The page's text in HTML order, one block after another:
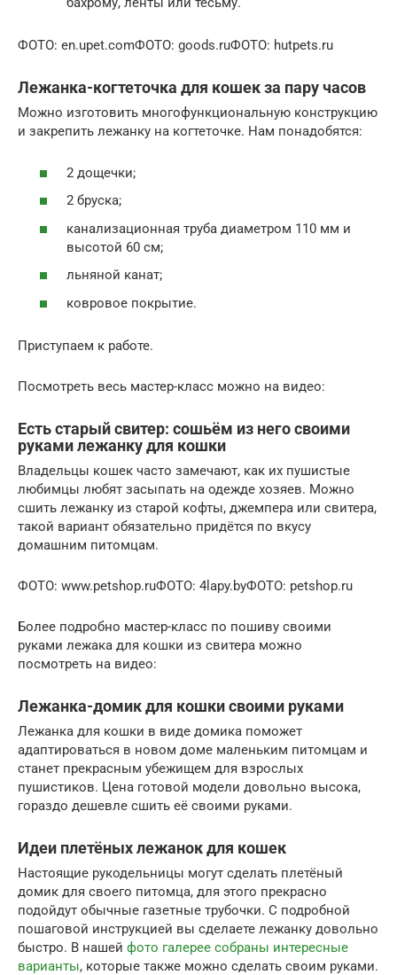
ФОТО: en.upet.comФОТО: goods.ruФОТО: hutpets.ru
Лежанка-когтеточка для кошек за пару часов
Можно изготовить многофункциональную конструкцию
и закрепить лежанку на когтеточке. Нам понадобятся:
2 дощечки;
2 бруска;
канализационная труба диаметром 110 мм и
высотой 60 см;
льняной канат;
ковровое покрытие.
Приступаем к работе.
Посмотреть весь мастер-класс можно на видео:
Есть старый свитер: сошьём из него своими
руками лежанку для кошки
Владельцы кошек часто замечают, как их пушистые
любимцы любят засыпать на одежде хозяев. Можно
сшить лежанку из старой кофты, джемпера или свитера,
такой вариант обязательно придётся по вкусу
домашним питомцам.
ФОТО: www.petshop.ruФОТО: 4lapy.byФОТО: petshop.ru
Более подробно мастер-класс по пошиву своими
руками лежака для кошки из свитера можно
посмотреть на видео:
Лежанка-домик для кошки своими руками
Лежанка для кошки в виде домика поможет
адаптироваться в новом доме маленьким питомцам и
станет прекрасным убежищем для взрослых
пушистиков. Цена готовой модели довольно высока,
гораздо дешевле сшить её своими руками.
Идеи плетёных лежанок для кошек
Настоящие рукодельницы могут сделать плетёный
домик для своего питомца, для этого прекрасно
подойдут обычные газетные трубочки. С подробной
пошаговой инструкцией вы сделаете лежанку довольно
быстро. В нашей фото галерее собраны интересные
варианты, которые также можно сделать своим руками.